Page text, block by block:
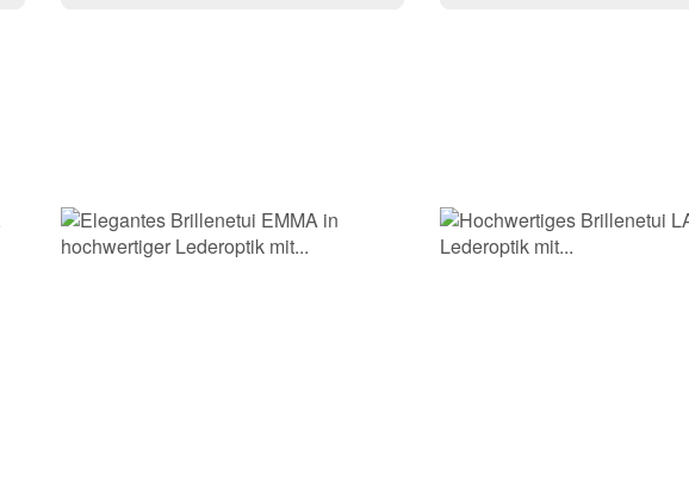
Frage abschicken